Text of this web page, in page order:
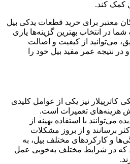
خرید قطعات یدکی بیل
بهترین گزینه‌ها یاری
از کیفیت و اصالت
مفید بیل خود را
نیز یکی از عوامل کلیدی
تعمیرات است.
استفاده بهینه از
و از بروز مشکلات
مختلف بیل، به
مختلف به‌خوبی عمل